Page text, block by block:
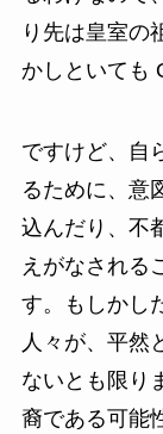
り先は皇室の
かしといても
ですけど、自
るために、意
込んだり、不
えがなされる
す。もしかし
人々が、平然
ないとも限り
裔である可能